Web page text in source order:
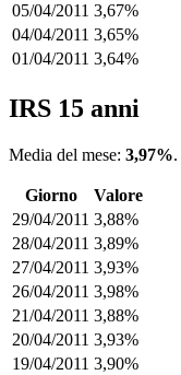
05/04/2011 3,67%
04/04/2011 3,65%
01/04/2011 3,64%
IRS 15 anni
Media del mese: 3,97%.
Giorno
Valore
29/04/2011 3,88%
28/04/2011 3,89%
27/04/2011 3,93%
26/04/2011 3,98%
21/04/2011 3,88%
20/04/2011 3,93%
19/04/2011 3,90%